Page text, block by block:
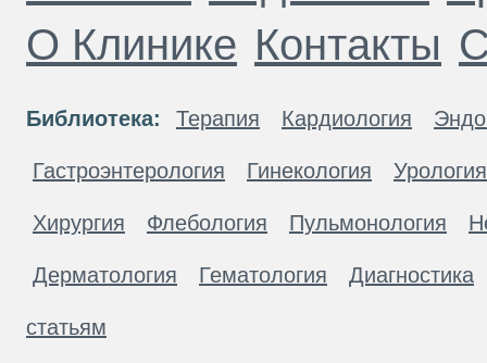
О Клинике Контакты
Библиотека: Терапия Кардиология
Гастроэнтерология Гинекология Урология
Хирургия Флебология Пульмонология
Дерматология Гематология Диагностика
статьям